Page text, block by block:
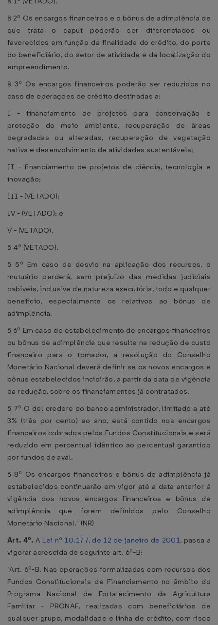
§ 2º Os encargos financeiros e o bônus de adimplência de
que trata o caput poderão ser diferenciados ou
favorecidos em função da finalidade do crédito, do porte
do beneficiário, do setor de atividade e da localização do
empreendimento.
§ 3º Os encargos financeiros poderão ser reduzidos no
caso de operações de crédito destinadas a:
I - financiamento de projetos para conservação e
proteção do meio ambiente, recuperação de áreas
degradadas ou alteradas, recuperação de vegetação
nativa e desenvolvimento de atividades sustentáveis;
II - financiamento de projetos de ciência, tecnologia e
inovação;
III - (VETADO);
IV - (VETADO); e
V - (VETADO).
§ 4º (VETADO).
§ 5º Em caso de desvio na aplicação dos recursos, o
mutuário perderá, sem prejuízo das medidas judiciais
cabíveis, inclusive de natureza executória, todo e qualquer
benefício, especialmente os relativos ao bônus de
adimplência.
§ 6º Em caso de estabelecimento de encargos financeiros
ou bônus de adimplência que resulte na redução de custo
financeiro para o tomador, a resolução do Conselho
Monetário Nacional deverá definir se os novos encargos e
bônus estabelecidos incidirão, a partir da data de vigência
da redução, sobre os financiamentos já contratados.
§ 7º O del credere do banco administrador, limitado a até
3% (três por cento) ao ano, está contido nos encargos
financeiros cobrados pelos Fundos Constitucionais e será
reduzido em percentual idêntico ao percentual garantido
por fundos de aval.
§ 8º Os encargos financeiros e bônus de adimplência já
estabelecidos continuarão em vigor até a data anterior à
vigência dos novos encargos financeiros e bônus de
adimplência que forem definidos pelo Conselho
Monetário Nacional." (NR)
Art. 4º. A Lei nº 10.177, de 12 de janeiro de 2001, passa a
vigorar acrescida do seguinte art. 6º-B:
"Art. 6º-B. Nas operações formalizadas com recursos dos
Fundos Constitucionais de Financiamento no âmbito do
Programa Nacional de Fortalecimento da Agricultura
Familiar - PRONAF, realizadas com beneficiários de
qualquer grupo, modalidade e linha de crédito, com risco